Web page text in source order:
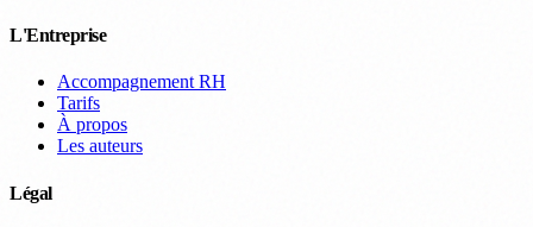
L'Entreprise
Accompagnement RH
Tarifs
À propos
Les auteurs
Légal